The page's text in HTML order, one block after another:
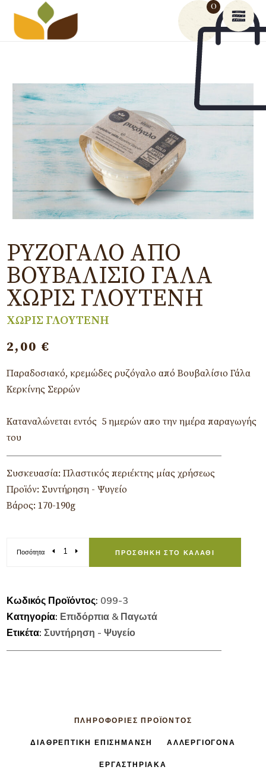
0
ΡΥΖΌΓΑΛΟ ΑΠΌ
ΒΟΥΒΑΛΊΣΙΟ ΓΆΛΑ
ΧΩΡΊΣ ΓΛΟΥΤΈΝΗ
ΧΩΡΙΣ ΓΛΟΥΤΕΝΗ
2,00 €
Παραδοσιακό, κρεμώδες ρυζόγαλο από Βουβαλίσιο Γάλα
Κερκίνης Σερρών
Καταναλώνεται εντός 5 ημερών απο την ημέρα παραγωγής
του
Συσκευασία: Πλαστικός περιέκτης μίας χρήσεως
Προϊόν: Συντήρηση - Ψυγείο
Βάρος: 170-190g
Ποσότητα ΠΡΟΣΘΉΚΗ ΣΤΟ ΚΑΛΆΘΙ
Κωδικός Προϊόντος: 099-3
Κατηγορία: Επιδόρπια & Παγωτά
Ετικέτα:Συντήρηση - Ψυγείο
ΠΛΗΡΟΦΟΡΊΕΣ ΠΡΟΪΟΝΤΟΣ
ΔΙΑΘΡΕΠΤΙΚΉ ΕΠΙΣΉΜΑΝΣΗ ΑΛΛΕΡΓΙΟΓΌΝΑ
ΕΡΓΑΣΤΗΡΙΑΚΆ